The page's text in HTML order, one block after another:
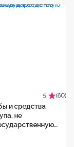
5 (60)
и средства
не